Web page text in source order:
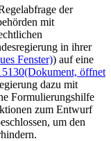
der
mit
in ihrer
Fenster)) auf eine
(Dokument, öffnet
dazu mit
Formulierungshilfe
zum Entwurf
um den